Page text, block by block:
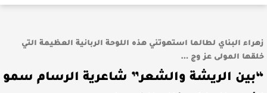
زهراء البناي لطالما استهوتني هذه اللوحة الربانية العظيمة التي
خلقها المولى عز وج …
“بين الريشة والشعر” شاعرية الرسام سمو